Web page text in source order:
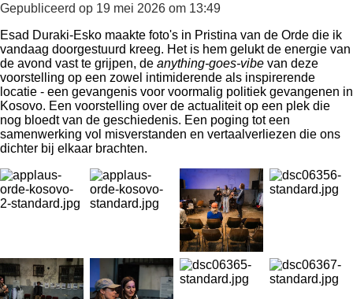
Gepubliceerd op 19 mei 2026 om 13:49
Esad Duraki-Esko maakte foto's in Pristina van de Orde die ik
vandaag doorgestuurd kreeg. Het is hem gelukt de energie van
de avond vast te grijpen, de anything-goes-vibe van deze
voorstelling op een zowel intimiderende als inspirerende
locatie - een gevangenis voor voormalig politiek gevangenen in
Kosovo. Een voorstelling over de actualiteit op een plek die
nog bloedt van de geschiedenis. Een poging tot een
samenwerking vol misverstanden en vertaalverliezen die ons
dichter bij elkaar brachten.